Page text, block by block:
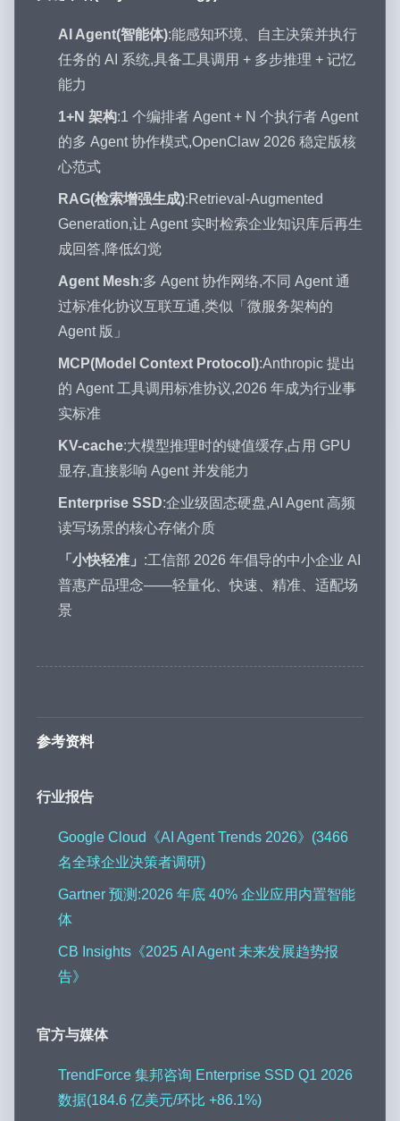
AI Agent(智能体):能感知环境、自主决策并执行
任务的 AI 系统,具备工具调用 + 多步推理 + 记忆
能力
1+N 架构:1 个编排者 Agent + N 个执行者 Agent
的多 Agent 协作模式,OpenClaw 2026 稳定版核
心范式
RAG(检索增强生成):Retrieval-Augmented
Generation,让 Agent 实时检索企业知识库后再生
成回答,降低幻觉
Agent Mesh:多 Agent 协作网络,不同 Agent 通
过标准化协议互联互通,类似「微服务架构的
Agent 版」
MCP(Model Context Protocol):Anthropic 提出
的 Agent 工具调用标准协议,2026 年成为行业事
实标准
KV-cache:大模型推理时的键值缓存,占用 GPU
显存,直接影响 Agent 并发能力
Enterprise SSD:企业级固态硬盘,AI Agent 高频
读写场景的核心存储介质
「小快轻准」 :工信部 2026 年倡导的中小企业 AI
普惠产品理念——轻量化、快速、精准、适配场
景
参考资料
行业报告
Google Cloud《AI Agent Trends 2026》(3466
名全球企业决策者调研)
Gartner 预测:2026 年底 40% 企业应用内置智能
体
CB Insights《2025 AI Agent 未来发展趋势报
告》
官方与媒体
TrendForce 集邦咨询 Enterprise SSD Q1 2026
数据(184.6 亿美元/环比 +86.1%)